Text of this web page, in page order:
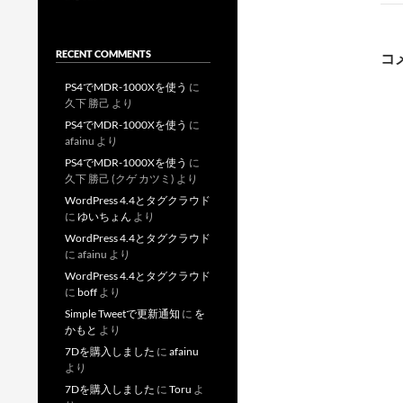
ゲ
コ
RECENT COMMENTS
PS4でMDR-1000Xを使う に
久下 勝己 より
PS4でMDR-1000Xを使う に
afainu より
PS4でMDR-1000Xを使う に
久下 勝己 (クゲ カツミ) より
WordPress 4.4とタグクラウド
に ゆいちょん より
WordPress 4.4とタグクラウド
に afainu より
WordPress 4.4とタグクラウド
に boff より
Simple Tweetで更新通知 に を
かもと より
7Dを購入しました に afainu
より
7Dを購入しました に Toru よ